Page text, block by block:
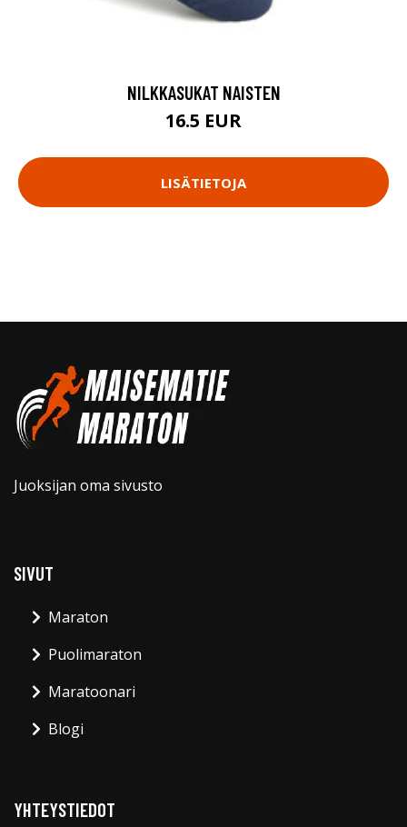
NILKKASUKAT NAISTEN
16.5 EUR
LISÄTIETOJA
Juoksijan oma sivusto
SIVUT
Maraton
Puolimaraton
Maratoonari
Blogi
YHTEYSTIEDOT